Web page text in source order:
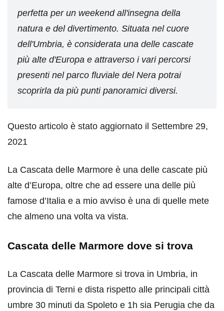
perfetta per un weekend all'insegna della
natura e del divertimento. Situata nel cuore
dell'Umbria, è considerata una delle cascate
più alte d'Europa e attraverso i vari percorsi
presenti nel parco fluviale del Nera potrai
scoprirla da più punti panoramici diversi.
Questo articolo è stato aggiornato il Settembre 29,
2021
La Cascata delle Marmore è una delle cascate più
alte d’Europa, oltre che ad essere una delle più
famose d’Italia e a mio avviso è una di quelle mete
che almeno una volta va vista.
Cascata delle Marmore dove si trova
La Cascata delle Marmore si trova in Umbria, in
provincia di Terni e dista rispetto alle principali città
umbre 30 minuti da Spoleto e 1h sia Perugia che da